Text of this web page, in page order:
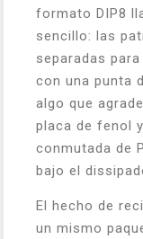
formato DIP8
sencillo: las
separadas
con una punta
algo que
placa de fenol
conmutada de
bajo el
El hecho de
un mismo